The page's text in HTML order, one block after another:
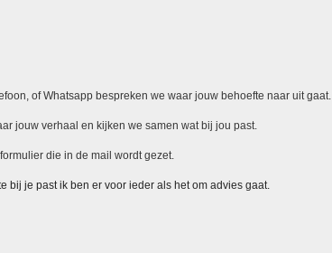
of Whatsapp bespreken we waar jouw behoefte naar uit gaat.
jouw verhaal en kijken we samen wat bij jou past.
die in de mail wordt gezet.
bij je past ik ben er voor ieder als het om advies gaat.